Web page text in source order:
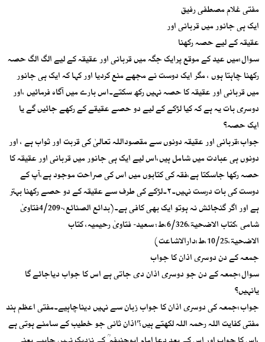
مفتی غلام مصطفی رفیق
ایک ہی جانور میں قربانی اور
عقیقہ کے لیے حصہ رکھنا
سوال:میں عید کے موقع پرایک جگہ میں قربانی اور عقیقہ کے لیے الگ الگ حصہ
رکھنا چاہتا ہوں ، مگر ایک دوست نے مجھے منع کردیا اور کہا کہ ایک ہی جانور
میں قربانی اور عقیقہ کا حصہ نہیں رکھ سکتے۔اس بارے میں آگاہ فرمائیں ،اور
دوسری بات یہ ہے کہ کیا لڑکے کے لیے دو حصے عقیقے کے رکھے جائیں گے یا
ایک حصہ؟
جواب:قربانی اور عقیقہ دونوں سے مقصوداللہ تعالیٰ کی قربت اور ثواب ہے ، اور
دونوں ہی عبادت میں شامل ہیں،اس لیے ایک ہی جانور میں قربانی اور عقیقہ کا
حصہ رکھا جاسکتا ہے،فقہ کی کتابوں میں اس کی صراحت موجود ہے،آپ کے
دوست کی بات درست نہیں۔۲۔لڑکے کی طرف سے عقیقہ کے دو حصے رکھنا بہتر
ہے اور اگر گنجائش نہ ہوتو ایک بھی کافی ہے۔(بدائع الصنائع،-4/209فتاویٰ
شامی ،کتاب الاضحیۃ،6/326،ط: سعید- فتاویٰ رحیمیہ، کتاب
الاضحیۃ،10/25،ط:دارالاشاعت)
جمعہ کے دن دوسری اذان کا جواب
سوال:جمعہ کے دن جو دوسری اذان دی جاتی ہے اس کا جواب دیاجائے گا
یانہیں؟
جواب:جمعہ کی دوسری اذان کا جواب زبان سے نہیں دیناچاہیے۔مفتی اعظم ہند
مفتی کفایت اللہ رحمہ اللہ لکھتے ہیں:’’اذان ثانی جو خطیب کے سامنے ہوتی ہے